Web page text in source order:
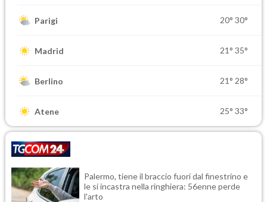
Parigi 20° 30°
Madrid 21° 35°
Berlino 21° 28°
Atene 25° 33°
Palermo, tiene il braccio fuori dal finestrino e
le si incastra nella ringhiera: 56enne perde
l'arto